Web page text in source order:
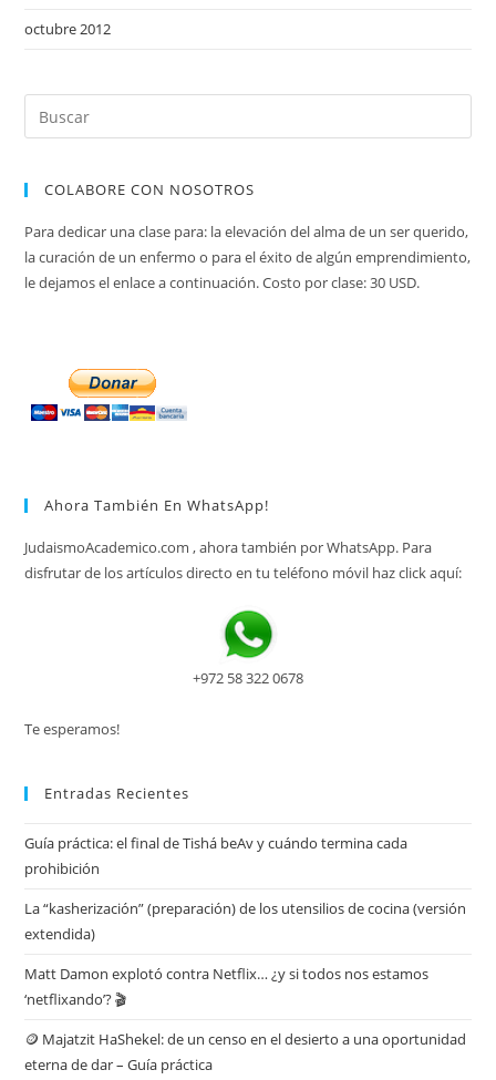
octubre 2012
COLABORE CON NOSOTROS
Para dedicar una clase para: la elevación del alma de un ser querido,
la curación de un enfermo o para el éxito de algún emprendimiento,
le dejamos el enlace a continuación. Costo por clase: 30 USD.
Ahora También En WhatsApp!
JudaismoAcademico.com , ahora también por WhatsApp. Para
disfrutar de los artículos directo en tu teléfono móvil haz click aquí:
+972 58 322 0678
Te esperamos!
Entradas Recientes
Guía práctica: el final de Tishá beAv y cuándo termina cada
prohibición
La “kasherización” (preparación) de los utensilios de cocina (versión
extendida)
Matt Damon explotó contra Netflix… ¿y si todos nos estamos
‘netflixando’? 🎬
🪙 Majatzit HaShekel: de un censo en el desierto a una oportunidad
eterna de dar – Guía práctica